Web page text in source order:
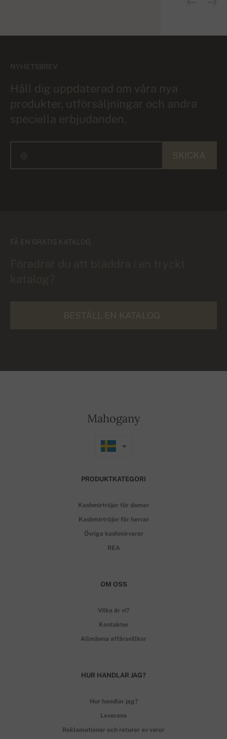
NYHETSBREV
Håll dig uppdaterad om våra nya
produkter, utförsäljningar och andra
speciella erbjudanden.
FÅ EN GRATIS KATALOG
Mahogany
PRODUKTKATEGORI
Kashmirtröjor för damer
Kashmirtröjor för herrar
Övriga kashmirvaror
REA
OM OSS
Vilka är vi?
Kontakter
Allmänna affärsvillkor
HUR HANDLAR JAG?
Hur handlar jag?
Leverans
Reklamationer och returer av varor